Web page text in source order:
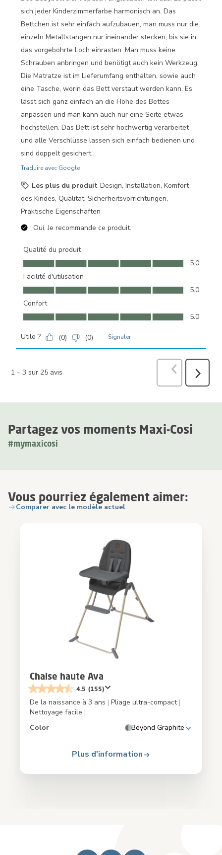
Partagez vos moments Maxi-Cosi
#mymaxicosi
Vous pourriez également aimer:
Comparer avec le modèle actuel
Chaise haute Ava
4.5 (155)
De la naissance à 3 ans | Pliage ultra-compact |
Nettoyage facile |
Color
Beyond Graphite
Plus d'information
sich jeder Kinderzimmerfarbe harmonisch an. Das
Bettchen ist sehr einfach aufzubauen, man muss nur die
einzeln Metallstangen nur ineinander stecken, bis sie in
das vorgebohrte Loch einrasten. Man muss keine
Schrauben anbringen und benötigt auch kein Werkzeug.
Die Matratze ist im Lieferumfang enthalten, sowie auch
eine Tasche, worin das Bett verstaut werden kann. Es
lässt sich ganz einfach an die Höhe des Bettes
anpassen und man kann auch nur eine Seite etwas
hochstellen. Das Bett ist sehr hochwertig verarbeitet
und alle Verschlüsse lassen sich einfach bedienen und
sind doppelt gesichert.
Traduire avec Google
Les plus du produit Design, Installation, Komfort
des Kindes, Qualität, Sicherheitsvorrichtungen,
Praktische Eigenschaften
Oui, Je recommande ce produit.
Qualité du produit
Qualité du produit, 5.0 sur 5
5.0
Facilité d'utilisation
Facilité d'utilisation, 5.0 sur 5
5.0
Confort
Confort, 5.0 sur 5
5.0
Utile ? (0) (0) Signaler
1 – 3 sur 25 avis PrécédentSuivant
avis